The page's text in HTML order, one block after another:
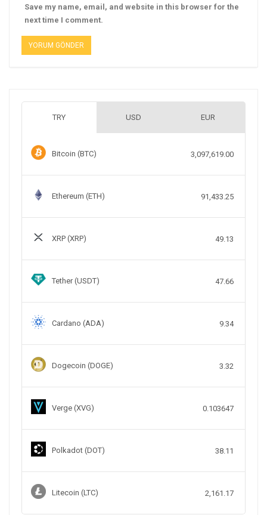
Save my name, email, and website in this browser for the
next time I comment.
TRY USD EUR
Bitcoin (BTC) 3,097,619.00
Ethereum (ETH) 91,433.25
XRP (XRP) 49.13
Tether (USDT) 47.66
Cardano (ADA) 9.34
Dogecoin (DOGE) 3.32
Verge (XVG) 0.103647
Polkadot (DOT) 38.11
Litecoin (LTC) 2,161.17